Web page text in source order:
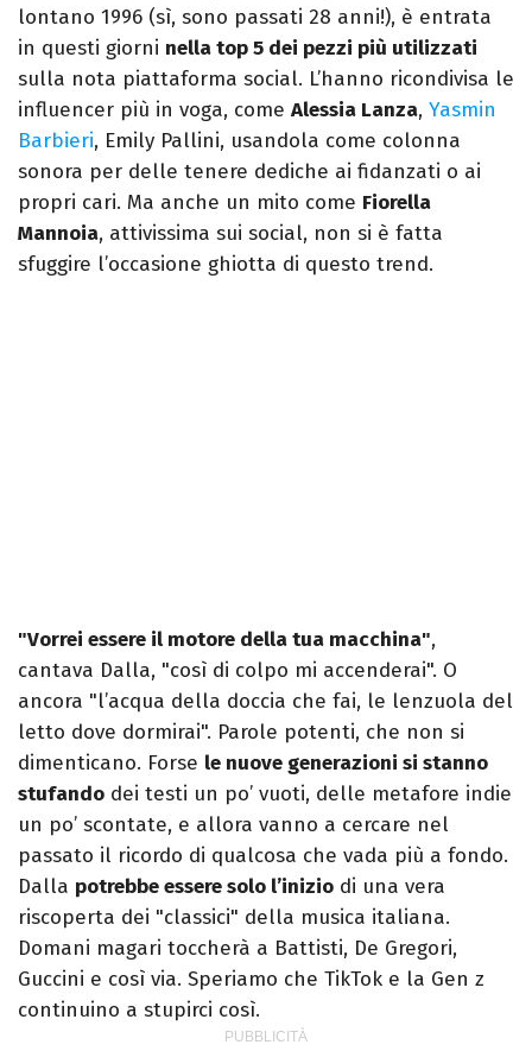
lontano 1996 (sì, sono passati 28 anni!), è entrata
in questi giorni nella top 5 dei pezzi più utilizzati
sulla nota piattaforma social. L’hanno ricondivisa le
influencer più in voga, come Alessia Lanza, Yasmin
Barbieri, Emily Pallini, usandola come colonna
sonora per delle tenere dediche ai fidanzati o ai
propri cari. Ma anche un mito come Fiorella
Mannoia, attivissima sui social, non si è fatta
sfuggire l’occasione ghiotta di questo trend.
"Vorrei essere il motore della tua macchina",
cantava Dalla, "così di colpo mi accenderai". O
ancora "l’acqua della doccia che fai, le lenzuola del
letto dove dormirai". Parole potenti, che non si
dimenticano. Forse le nuove generazioni si stanno
stufando dei testi un po’ vuoti, delle metafore indie
un po’ scontate, e allora vanno a cercare nel
passato il ricordo di qualcosa che vada più a fondo.
Dalla potrebbe essere solo l’inizio di una vera
riscoperta dei "classici" della musica italiana.
Domani magari toccherà a Battisti, De Gregori,
Guccini e così via. Speriamo che TikTok e la Gen z
continuino a stupirci così.